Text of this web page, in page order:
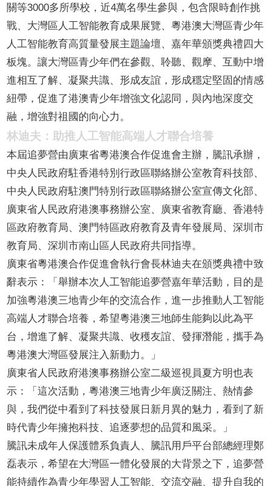
關等3000多所學校，近4萬名學生參與，包含限時創作挑
戰、大灣區人工智能教育成果展覽、粵港澳大灣區青少年
人工智能教育高質量發展主題論壇、嘉年華頒獎典禮四大
板塊。讓大灣區青少年們在參觀、聆聽、觀摩、互動中增
進相互了解、凝聚共識、形成友誼，形成穩定堅固的情感
紐帶，促進了港澳青少年增強文化認同，與內地深度交
融，增強對祖國的向心力。
林迪夫：助推人工智能高端人才聯合培養
本屆追夢營由廣東省粵港澳合作促進會主辦，騰訊承辦，
中央人民政府駐香港特別行政區聯絡辦公室教育科技部、
中央人民政府駐澳門特別行政區聯絡辦公室宣傳文化部、
廣東省人民政府港澳事務辦公室、廣東省教育廳、香港特
區政府教育局、澳門特區政府教育及青年發展局、深圳市
教育局、深圳市南山區人民政府共同指導。
廣東省粵港澳合作促進會執行會長林迪夫在頒獎典禮中致
辭表示：「舉辦本次人工智能追夢營嘉年華活動，目的是
加強粵港澳三地青少年的交流合作，進一步推動人工智能
高端人才聯合培養，希望粵港澳三地師生能夠以此為平
台，增進了解、凝聚共識、收穫友誼、發揮潛能，攜手為
粵港澳大灣區發展注入新動力。」
廣東省人民政府港澳事務辦公室二級巡視員夏方明也表
示：「這次活動，粵港澳三地青少年廣泛關注、熱情參
與，我們從中看到了科技發展日新月異的魅力，看到了新
時代青少年擁抱科技、追逐夢想的品質和風采。」
騰訊未成年人保護體系負責人、騰訊用戶平台部總經理鄭
磊表示，希望在大灣區一體化發展的大背景之下，追夢營
能持續作為青少年學習人工智能、交流交融、提升自我的